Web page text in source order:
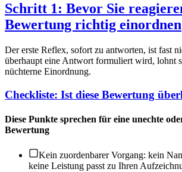
Schritt 1: Bevor Sie
Bewertung richtig einordnen
Der erste Reflex, sofort zu antworten, ist fast
überhaupt eine Antwort formuliert wird, lohnt
nüchterne Einordnung.
Checkliste: Ist diese Bewertung
Diese Punkte sprechen für eine unechte
Bewertung
Kein zuordenbarer Vorgang: kein
keine Leistung passt zu Ihren